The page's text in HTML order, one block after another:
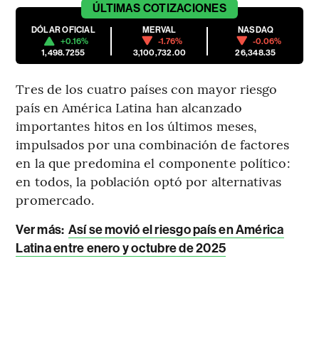
ÚLTIMAS COTIZACIONES
DÓLAR OFICIAL
+0.16%
1,498.7255
MERVAL
-1.76%
3,100,732.00
NASDAQ
-0.06%
26,348.35
Tres de los cuatro países con mayor riesgo
país en América Latina han alcanzado
importantes hitos en los últimos meses,
impulsados por una combinación de factores
en la que predomina el componente político:
en todos, la población optó por alternativas
promercado.
Ver más: Así se movió el riesgo país en América
Latina entre enero y octubre de 2025